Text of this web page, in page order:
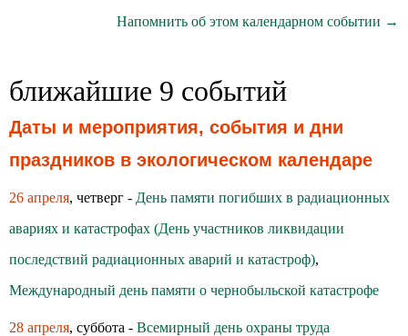
Напомнить об этом календарном событии →
ближайшие 9 событий
Даты и мероприятия, события и дни
праздников в экологическом календаре
26 апреля, четверг - День памяти погибших в радиационных
авариях и катастрофах (День участников ликвидации
последствий радиационных аварий и катастроф),
Международный день памяти о чернобыльской катастрофе
28 апреля, суббота - Всемирный день охраны труда